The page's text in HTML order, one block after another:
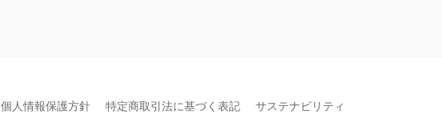
個人情報保護方針 特定商取引法に基づく表記 サステナビリティ